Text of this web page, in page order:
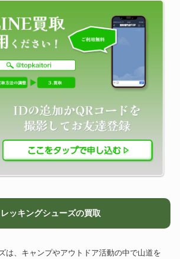
レッキングシューズの買取
は、キャンプやアウトドア活動の中で山道を